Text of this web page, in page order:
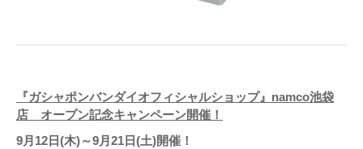
『ガシャポンバンダイオフィシャルショップ』namco池袋
店 オープン記念キャンペーン開催！
9月12日(木)～9月21日(土)開催！